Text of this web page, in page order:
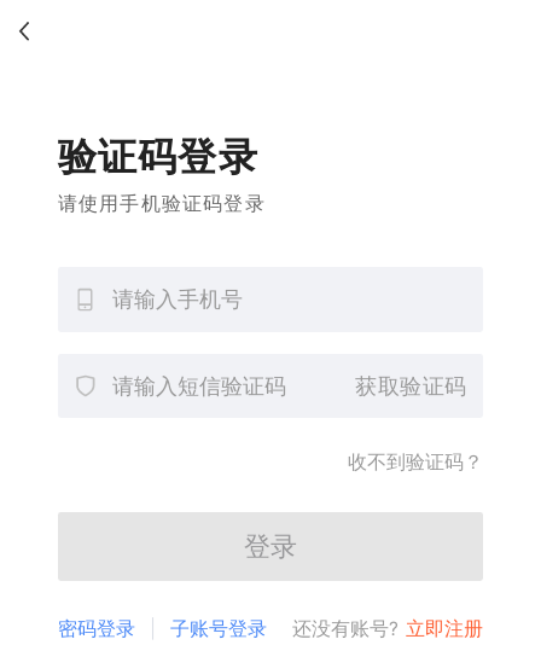
验证码登录
请使用手机验证码登录
获取验证码
收不到验证码？
登录
密码登录 子账号登录 还没有账号? 立即注册